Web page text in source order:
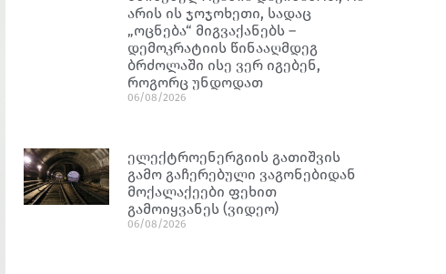
არის ის ჯოჯოხეთი, სადაც
„ოცნება“ მიგვაქანებს –
დემოკრატიის წინააღმდეგ
ბრძოლაში ისე ვერ იგებენ,
როგორც უნდოდათ
06/08/2026
ელექტროენერგიის გათიშვის
გამო გაჩერებული ვაგონებიდან
მოქალაქეები ფეხით
გამოიყვანეს (ვიდეო)
06/08/2026